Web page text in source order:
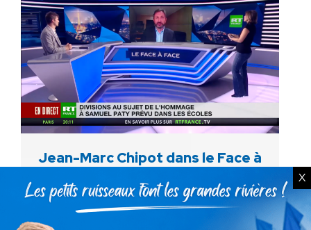
Jean-Marc Chipot dans le Face à
face de RT France (11 octobre
2021)
Actualités
X